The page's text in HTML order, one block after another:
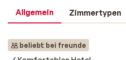
Allgemein Zimmertypen
beliebt bei freunde